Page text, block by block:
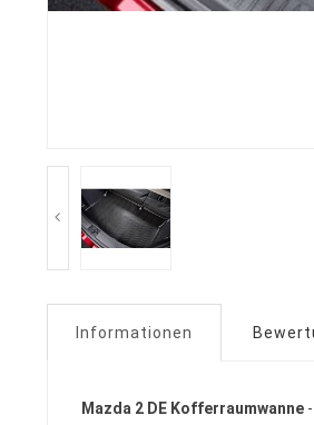
Informationen
Mazda 2 DE Kofferraumwanne